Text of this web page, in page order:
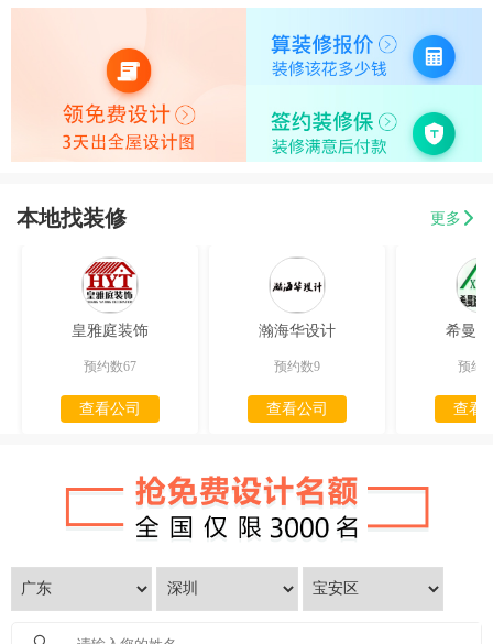
本地找装修 更多
皇雅庭装饰
预约数67
查看公司
瀚海华设计
预约数9
查看公司
希曼
预约
查看